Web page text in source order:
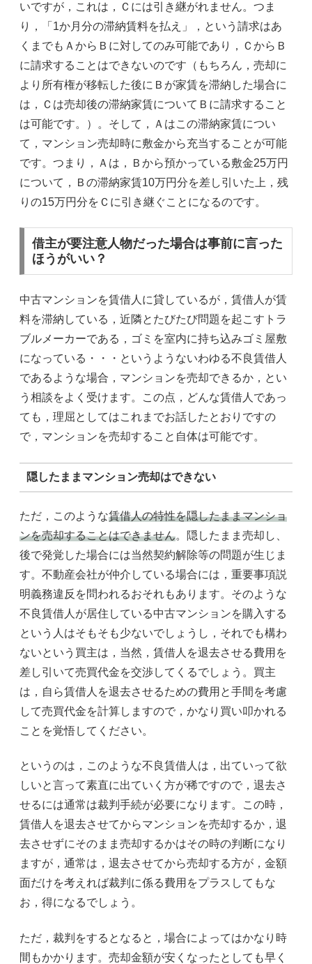
いですが，これは，Ｃには引き継がれません。つま
り，「1か月分の滞納賃料を払え」，という請求はあ
くまでもＡからＢに対してのみ可能であり，ＣからＢ
に請求することはできないのです（もちろん，売却に
より所有権が移転した後にＢが家賃を滞納した場合に
は，Ｃは売却後の滞納家賃についてＢに請求すること
は可能です。）。そして，Ａはこの滞納家賃につい
て，マンション売却時に敷金から充当することが可能
です。つまり，Ａは，Ｂから預かっている敷金25万円
について，Ｂの滞納家賃10万円分を差し引いた上，残
りの15万円分をＣに引き継ぐことになるのです。
借主が要注意人物だった場合は事前に言った
ほうがいい？
中古マンションを賃借人に貸しているが，賃借人が賃
料を滞納している，近隣とたびたび問題を起こすトラ
ブルメーカーである，ゴミを室内に持ち込みゴミ屋敷
になっている・・・というようないわゆる不良賃借人
であるような場合，マンションを売却できるか，とい
う相談をよく受けます。この点，どんな賃借人であっ
ても，理屈としてはこれまでお話したとおりですの
で，マンションを売却すること自体は可能です。
隠したままマンション売却はできない
ただ，このような賃借人の特性を隠したままマンショ
ンを売却することはできません。隠したまま売却し、
後で発覚した場合には当然契約解除等の問題が生じま
す。不動産会社が仲介している場合には，重要事項説
明義務違反を問われるおそれもあります。そのような
不良賃借人が居住している中古マンションを購入する
という人はそもそも少ないでしょうし，それでも構わ
ないという買主は，当然，賃借人を退去させる費用を
差し引いて売買代金を交渉してくるでしょう。買主
は，自ら賃借人を退去させるための費用と手間を考慮
して売買代金を計算しますので，かなり買い叩かれる
ことを覚悟してください。
というのは，このような不良賃借人は，出ていって欲
しいと言って素直に出ていく方が稀ですので，退去さ
せるには通常は裁判手続が必要になります。この時，
賃借人を退去させてからマンションを売却するか，退
去させずにそのまま売却するかはその時の判断になり
ますが，通常は，退去させてから売却する方が，金額
面だけを考えれば裁判に係る費用をプラスしてもな
お，得になるでしょう。
ただ，裁判をするとなると，場合によってはかなり時
間もかかります。売却金額が安くなったとしても早く